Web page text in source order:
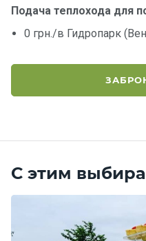
Подача теплохода для
0 грн./в Гидропарк
С этим